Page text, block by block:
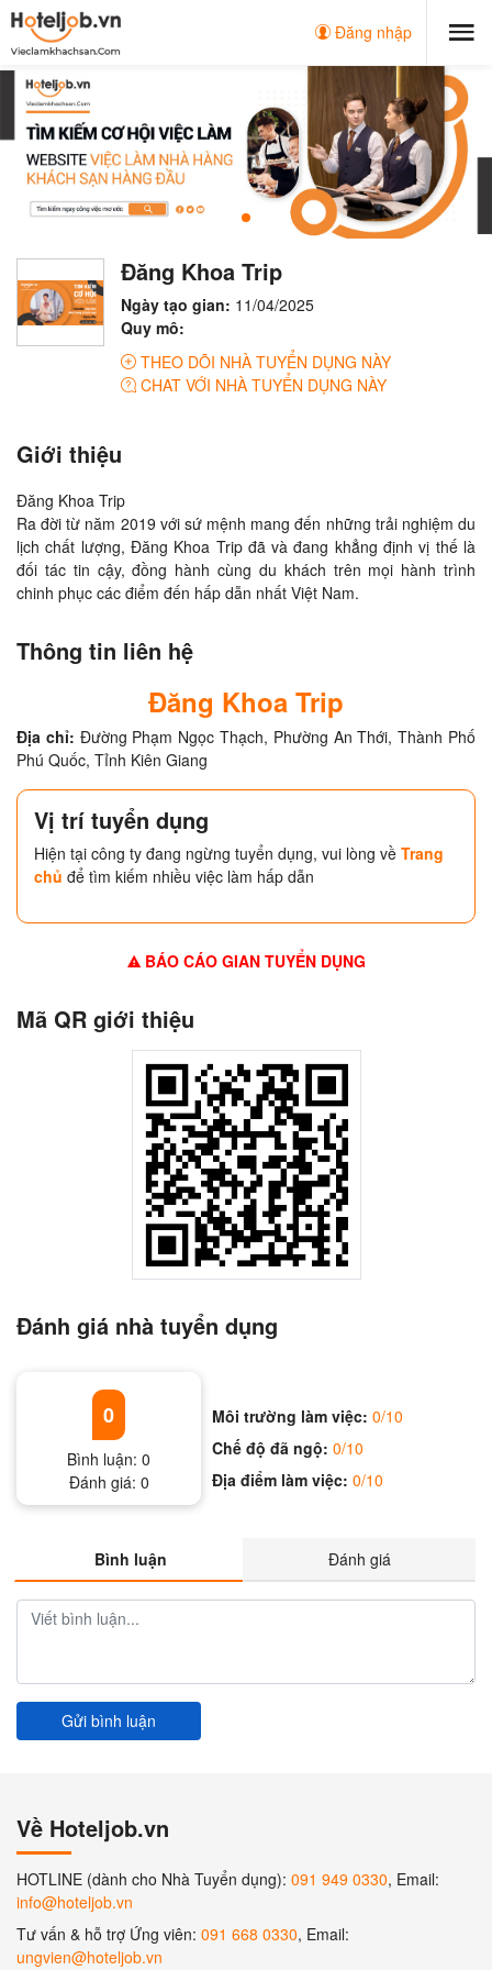
Đăng nhập
Đăng Khoa Trip
Ngày tạo gian: 11/04/2025
Quy mô:
THEO DÕI NHÀ TUYỂN DỤNG NÀY
CHAT VỚI NHÀ TUYỂN DỤNG NÀY
Giới thiệu
Đăng Khoa Trip
Ra đời từ năm 2019 với sứ mệnh mang đến những trải nghiệm du
lịch chất lượng, Đăng Khoa Trip đã và đang khẳng định vị thế là
đối tác tin cậy, đồng hành cùng du khách trên mọi hành trình
chinh phục các điểm đến hấp dẫn nhất Việt Nam.
Thông tin liên hệ
Đăng Khoa Trip
Địa chỉ: Đường Phạm Ngọc Thạch, Phường An Thới, Thành Phố
Phú Quốc, Tỉnh Kiên Giang
Vị trí tuyển dụng
Hiện tại công ty đang ngừng tuyển dụng, vui lòng về Trang
chủ để tìm kiếm nhiều việc làm hấp dẫn
BÁO CÁO GIAN TUYỂN DỤNG
Mã QR giới thiệu
Đánh giá nhà tuyển dụng
0
Bình luận:0
Đánh giá: 0
Môi trường làm việc:0/10
Chế độ đã ngộ:0/10
Địa điểm làm việc:0/10
Bình luận Đánh giá
Gửi bình luận
Về Hoteljob.vn
HOTLINE (dành cho Nhà Tuyển dụng): 091 949 0330, Email:
info@hoteljob.vn
Tư vấn & hỗ trợ Ứng viên: 091 668 0330, Email:
ungvien@hoteljob.vn